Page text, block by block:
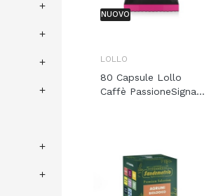






NUOVO
LOLLO
80 Capsule Lollo
Caffè PassioneSigna...